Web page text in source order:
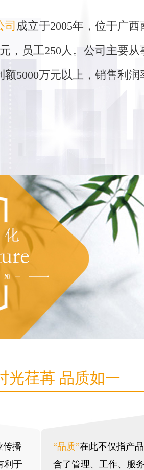
司 成立于2005年，位于广
，员工250人。公司主要
5000万元以上，销售利润
光荏苒 品质如一
传播
利于
“品质”在此不仅指产
含了管理、工作、服